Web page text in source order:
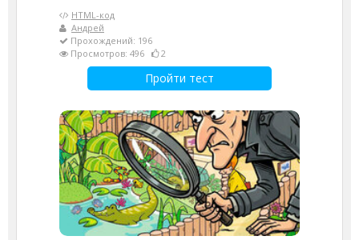
HTML-код
Андрей
Прохождений: 196
Просмотров: 496
2
Пройти тест